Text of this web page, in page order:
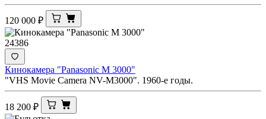
120 000 ₽
24386
Кинокамера "Panasonic M 3000"
"VHS Movie Camera NV-M3000". 1960-е годы.
18 200 ₽